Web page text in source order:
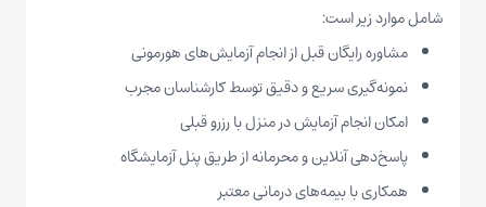
شامل موارد زیر است:
مشاوره رایگان قبل از انجام آزمایش‌های هورمونی
نمونه‌گیری سریع و دقیق توسط کارشناسان مجرب
امکان انجام آزمایش در منزل با رزرو قبلی
پاسخ‌دهی آنلاین و محرمانه از طریق پنل آزمایشگاه
همکاری با بیمه‌های درمانی معتبر